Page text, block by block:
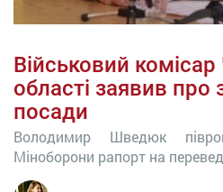
Військовий комісар
області заявив про
посади
Володимир Шведюк
Міноборони рапорт на